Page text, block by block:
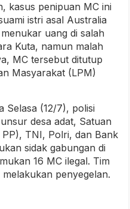
kasus penipuan MC ini
istri asal Australia
uang di salah
Kuta, namun malah
MC tersebut ditutup
Masyarakat (LPM)
Selasa (12/7), polisi
desa adat, Satuan
TNI, Polri, dan Bank
sidak gabungan di
16 MC ilegal. Tim
penyegelan.